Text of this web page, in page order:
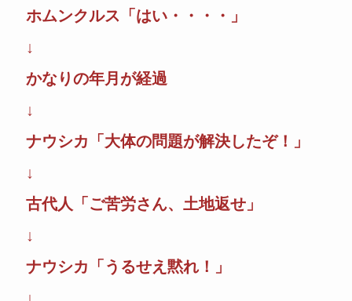
ホムンクルス「はい・・・・」
↓
かなりの年月が経過
↓
ナウシカ「大体の問題が解決したぞ！」
↓
古代人「ご苦労さん、土地返せ」
↓
ナウシカ「うるせえ黙れ！」